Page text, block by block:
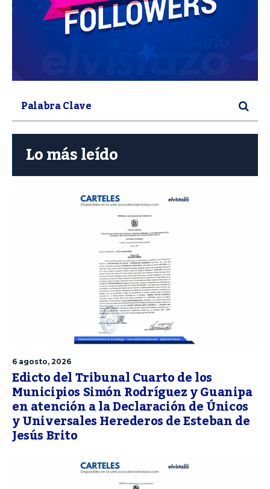
Lo más leído
6 agosto, 2026
Edicto del Tribunal Cuarto de los
Municipios Simón Rodríguez y Guanipa
en atención a la Declaración de Únicos
y Universales Herederos de Esteban de
Jesús Brito